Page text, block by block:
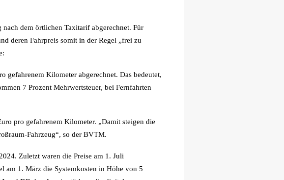
dem örtlichen Taxitarif abgerechnet. Für
deren Fahrpreis somit in der Regel „frei zu
gefahrenem Kilometer abgerechnet. Das bedeutet,
7 Prozent Mehrwertsteuer, bei Fernfahrten
pro gefahrenem Kilometer. „Damit steigen die
Fahrzeug“, so der BVTM.
Zuletzt waren die Preise am 1. Juli
am 1. März die Systemkosten in Höhe von 5